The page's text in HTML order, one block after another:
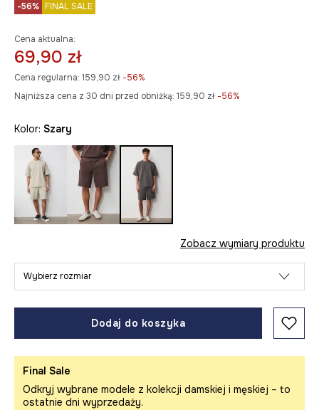
-56% FINAL SALE
Cena aktualna:
69,90 zł
Cena regularna: 159,90 zł -56%
Najniższa cena z 30 dni przed obniżką: 159,90 zł -56%
Kolor: szary
Zobacz wymiary produktu
Wybierz rozmiar
Dodaj do koszyka
Final Sale
Odkryj wybrane modele z kolekcji damskiej i męskiej – to
ostatnie dni wyprzedaży.